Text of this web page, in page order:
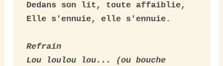
Dedans son lit, toute affaiblie,
Elle s'ennuie, elle s'ennuie.
Refrain
Lou loulou lou... (ou bouche